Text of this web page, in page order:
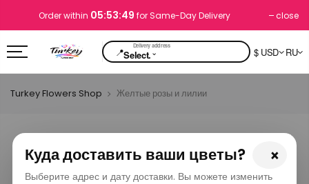
Order within 05:53:48 for Same-Day Delivery close
📍Select.⌄ $ USD RU
×
Куда доставить ваши цветы?
Выберите адрес и дату доставки. Вы можете изменить
Turkey Flowers Shop Желтые розы и лилии